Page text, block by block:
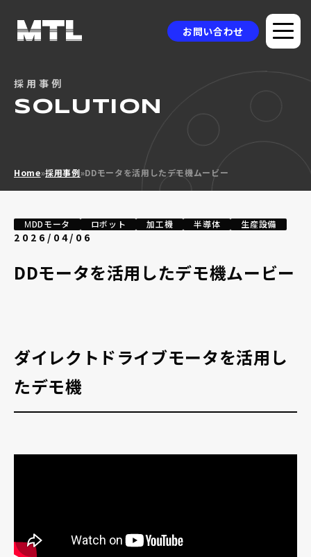
お問い合わせ
企業情報
ニュース
コラム
採用事例
SOLUTION
Home»採用事例»DDモータを活用したデモ機ムービー
ΜDDモータ ロボット 加工機 半導体 生産設備
2026/04/06
DDモータを活用したデモ機ムービー
ダイレクトドライブモータを活用し
たデモ機